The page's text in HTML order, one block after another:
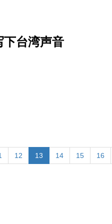
台湾声音
12 13 14 15 16